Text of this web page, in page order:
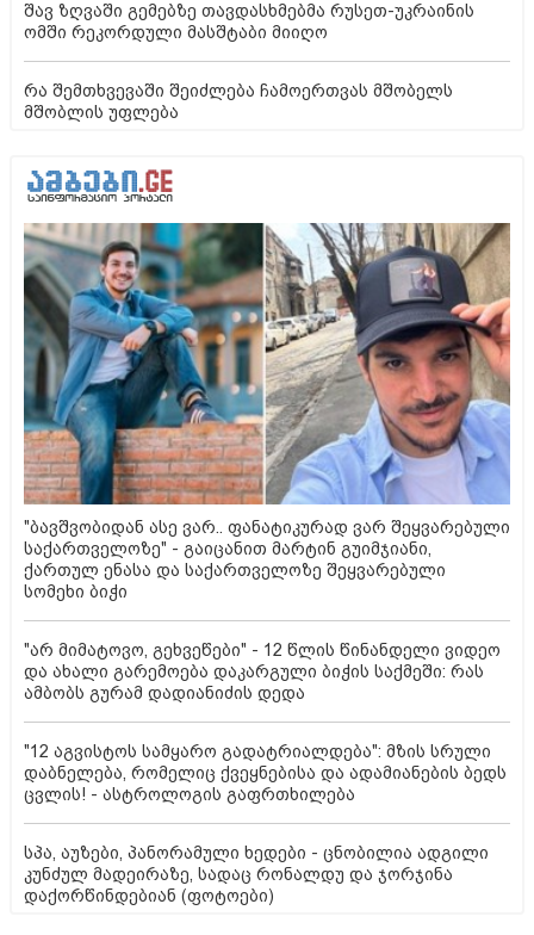
შავ ზღვაში გემებზე თავდასხმებმა რუსეთ-უკრაინის
ომში რეკორდული მასშტაბი მიიღო
რა შემთხვევაში შეიძლება ჩამოერთვას მშობელს
მშობლის უფლება
"ბავშვობიდან ასე ვარ.. ფანატიკურად ვარ შეყვარებული
საქართველოზე" - გაიცანით მარტინ გუიმჯიანი,
ქართულ ენასა და საქართველოზე შეყვარებული
სომეხი ბიჭი
"არ მიმატოვო, გეხვეწები" - 12 წლის წინანდელი ვიდეო
და ახალი გარემოება დაკარგული ბიჭის საქმეში: რას
ამბობს გურამ დადიანიძის დედა
"12 აგვისტოს სამყარო გადატრიალდება": მზის სრული
დაბნელება, რომელიც ქვეყნებისა და ადამიანების ბედს
ცვლის! - ასტროლოგის გაფრთხილება
სპა, აუზები, პანორამული ხედები - ცნობილია ადგილი
კუნძულ მადეირაზე, სადაც რონალდუ და ჯორჯინა
დაქორწინდებიან (ფოტოები)